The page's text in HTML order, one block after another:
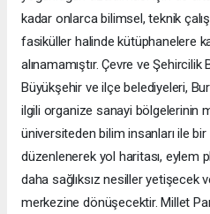
kadar onlarca bilimsel, teknik
fasiküller halinde kütüphanelere
alınamamıştır. Çevre ve Şehircilik
Büyükşehir ve ilçe belediyeleri,
ilgili organize sanayi bölgelerinin
üniversiteden bilim insanları ile bir
düzenlenerek yol haritası, eylem
daha sağlıksız nesiller yetişecek
merkezine dönüşecektir. Millet